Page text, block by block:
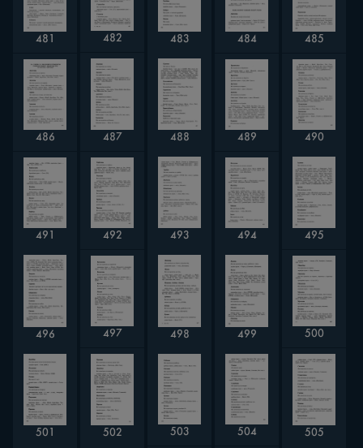
481 482 483 484 485
486 487 488 489 490
491 492 493 494 495
496 497 498 499 500
501 502 503 504 505